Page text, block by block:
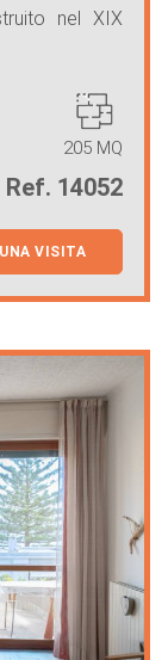
nel XIX
205 MQ
Ref. 14052
VISITA